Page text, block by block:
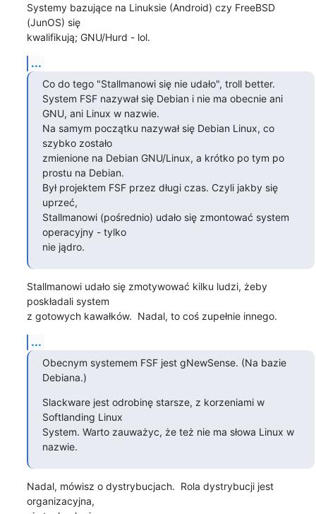
Systemy bazujące na Linuksie (Android) czy FreeBSD
(JunOS) się
kwalifikują; GNU/Hurd - lol.
...
Co do tego "Stallmanowi się nie udało", troll better.
System FSF nazywał się Debian i nie ma obecnie ani
GNU, ani Linux w nazwie.
Na samym początku nazywał się Debian Linux, co
szybko zostało
zmienione na Debian GNU/Linux, a krótko po tym po
prostu na Debian.
Był projektem FSF przez długi czas. Czyli jakby się
uprzeć,
Stallmanowi (pośrednio) udało się zmontować system
operacyjny - tylko
nie jądro.
Stallmanowi udało się zmotywować kilku ludzi, żeby
poskładali system
z gotowych kawałków.  Nadal, to coś zupełnie innego.
...
Obecnym systemem FSF jest gNewSense. (Na bazie
Debiana.)
Slackware jest odrobinę starsze, z korzeniami w
Softlanding Linux
System. Warto zauważyc, że też nie ma słowa Linux w
nazwie.
Nadal, mówisz o dystrybucjach.  Rola dystrybucji jest
organizacyjna,